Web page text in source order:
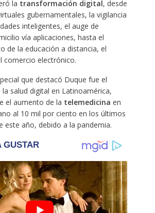
la transformación digital, desde
gubernamentales, la vigilancia
inteligentes, el auge de
vía aplicaciones, hasta el
de la educación a distancia, el
comercio electrónico.
que destacó Duque fue el
salud digital en Latinoamérica,
el aumento de la telemedicina en
al 10 mil por ciento en los últimos
este año, debido a la pandemia.